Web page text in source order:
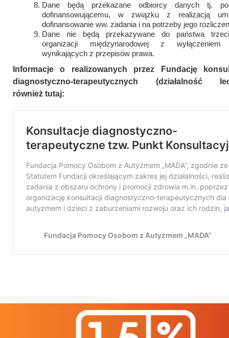
Dane będą przekazane odbiorcy danych tj.
dofinansowującemu, w związku z realizacją
dofinansowanie ww. zadania i na potrzeby jego
Dane nie będą przekazywane do państwa
organizacji międzynarodowej z wyłączeniem
wynikających z przepisów prawa.
Informacje o realizowanych przez Fundację
diagnostyczno-terapeutycznych (działalność
również tutaj: